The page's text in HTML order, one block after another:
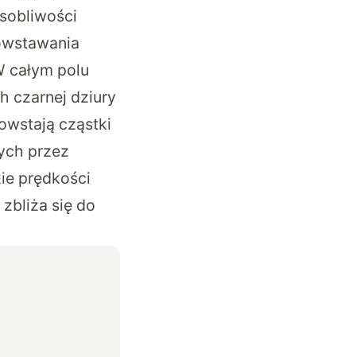
całym polu
czarnej dziury
cząstki
przez
prędkości
zbliża się do